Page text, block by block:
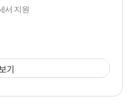
서 지원
기